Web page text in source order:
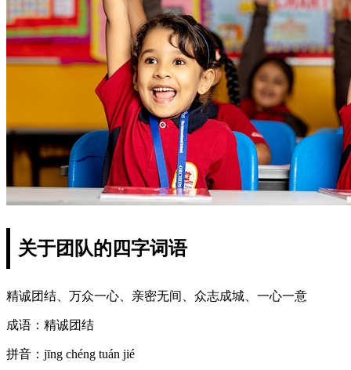
关于团队的四字词语
精诚团结、万众一心、亲密无间、众志成城、一心一意
成语：精诚团结
拼音：jīng chéng tuán jié